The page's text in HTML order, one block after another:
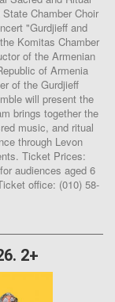
Chamber Choir
"Gurdjieff and
Komitas Chamber
of the Armenian
of Armenia
of the Gurdjieff
will present the
brings together the
music, and ritual
through Levon
Ticket Prices:
audiences aged 6
office: (010) 58-
2+